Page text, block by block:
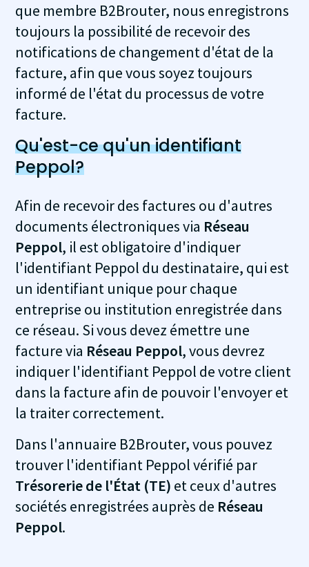
que membre B2Brouter, nous enregistrons
toujours la possibilité de recevoir des
notifications de changement d'état de la
facture, afin que vous soyez toujours
informé de l'état du processus de votre
facture.
Qu'est-ce qu'un identifiant
Peppol?
Afin de recevoir des factures ou d'autres
documents électroniques via Réseau
Peppol, il est obligatoire d'indiquer
l'identifiant Peppol du destinataire, qui est
un identifiant unique pour chaque
entreprise ou institution enregistrée dans
ce réseau. Si vous devez émettre une
facture via Réseau Peppol, vous devrez
indiquer l'identifiant Peppol de votre client
dans la facture afin de pouvoir l'envoyer et
la traiter correctement.
Dans l'annuaire B2Brouter, vous pouvez
trouver l'identifiant Peppol vérifié par
Trésorerie de l'État (TE) et ceux d'autres
sociétés enregistrées auprès de Réseau
Peppol.